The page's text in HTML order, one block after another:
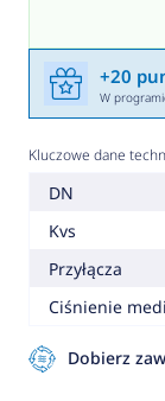
+20
W
Kluczowe dane
DN
Kvs
Przyłącza
Ciśnienie
Dobierz